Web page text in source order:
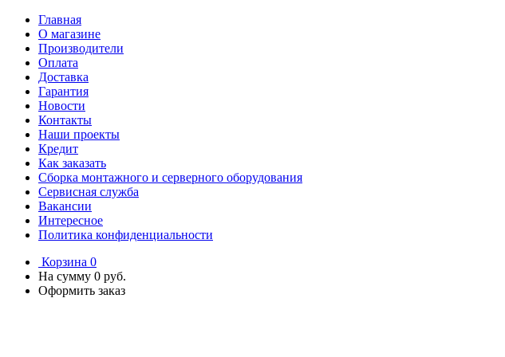
Главная
О магазине
Производители
Оплата
Доставка
Гарантия
Новости
Контакты
Наши проекты
Кредит
Как заказать
Сборка монтажного и серверного оборудования
Сервисная служба
Вакансии
Интересное
Политика конфиденциальности
Корзина 0
На сумму 0 руб.
Оформить заказ